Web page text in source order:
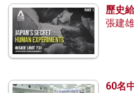
歷史
張建雄
60名